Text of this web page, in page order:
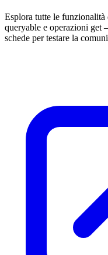
Esplora tutte le
queryable e operazioni
schede per testare la